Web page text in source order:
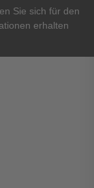
Sie sich für den
erhalten